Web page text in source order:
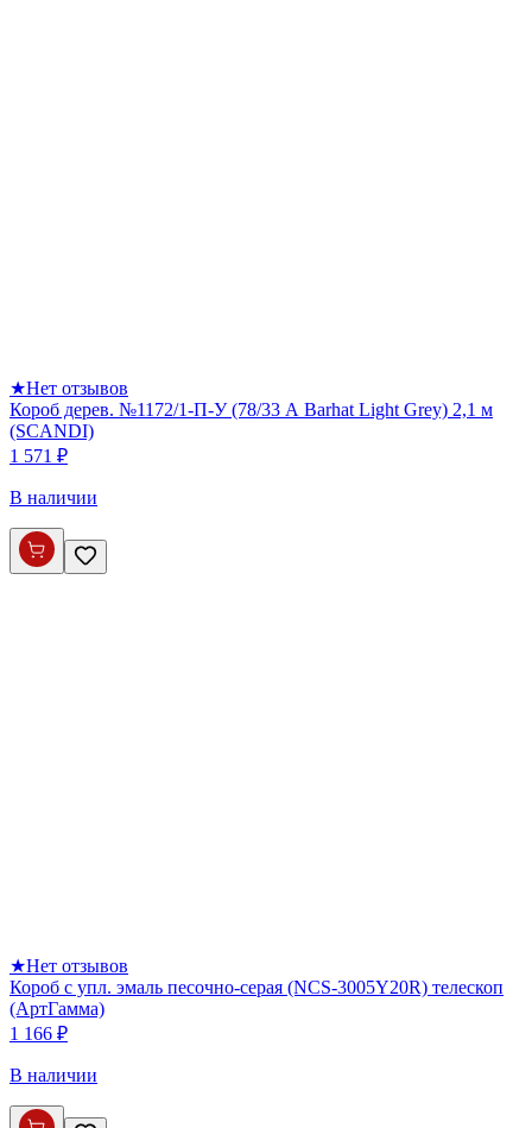
★Нет отзывов
Короб дерев. №1172/1-П-У (78/33 А Barhat Light Grey) 2,1 м
(SCANDI)
1 571 ₽
В наличии
★Нет отзывов
Короб с упл. эмаль песочно-серая (NCS-3005Y20R) телескоп
(АртГамма)
1 166 ₽
В наличии